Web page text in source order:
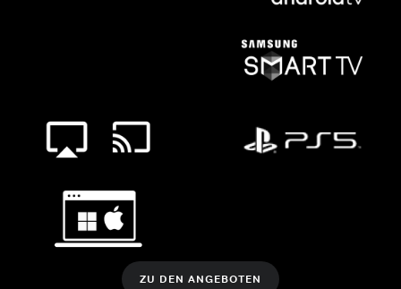
ZU DEN ANGEBOTEN